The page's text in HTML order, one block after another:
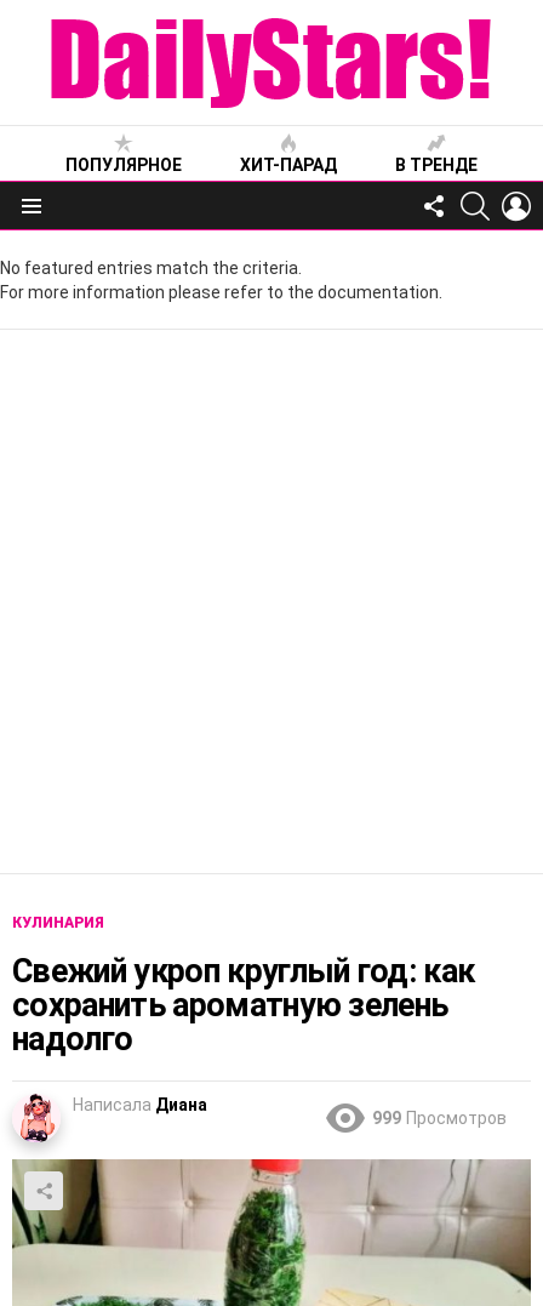
ПОПУЛЯРНОЕ ХИТ-ПАРАД В ТРЕНДЕ
Меню
FOLLOW
US
No featured entries match the criteria.
For more information please refer to the documentation.
КУЛИНАРИЯ
Свежий укроп круглый год: как
сохранить ароматную зелень
надолго
Написала Диана
999 Просмотров